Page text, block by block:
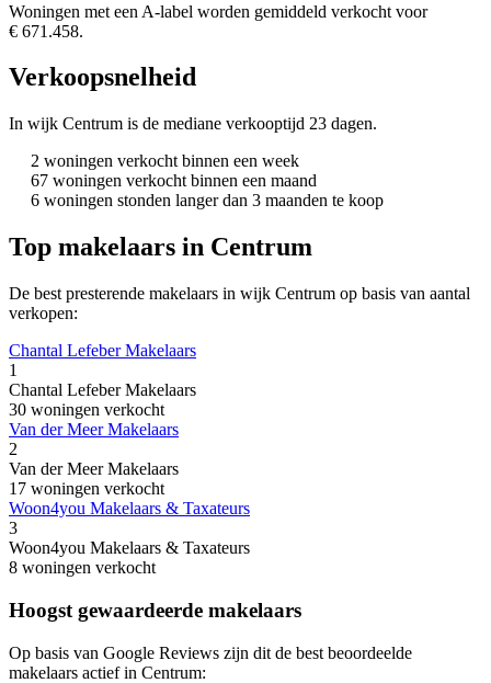
Woningen met een A-label worden gemiddeld verkocht voor
€ 671.458.
Verkoopsnelheid
In wijk Centrum is de mediane verkooptijd 23 dagen.
2 woningen verkocht binnen een week
67 woningen verkocht binnen een maand
6 woningen stonden langer dan 3 maanden te koop
Top makelaars in Centrum
De best presterende makelaars in wijk Centrum op basis van aantal
verkopen:
Chantal Lefeber Makelaars
1
Chantal Lefeber Makelaars
30 woningen verkocht
Van der Meer Makelaars
2
Van der Meer Makelaars
17 woningen verkocht
Woon4you Makelaars & Taxateurs
3
Woon4you Makelaars & Taxateurs
8 woningen verkocht
Hoogst gewaardeerde makelaars
Op basis van Google Reviews zijn dit de best beoordeelde
makelaars actief in Centrum: